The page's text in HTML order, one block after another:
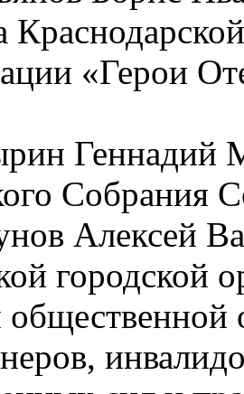
«Герои
Геннадий
Собрания
Алексей
городской
общественной